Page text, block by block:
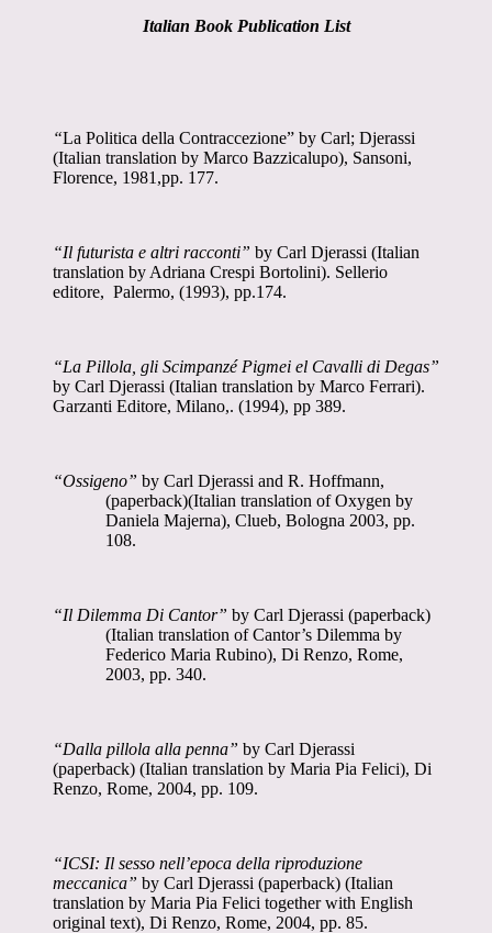
Italian Book Publication List
“La Politica della Contraccezione” by Carl; Djerassi
(Italian translation by Marco Bazzicalupo), Sansoni,
Florence, 1981,pp. 177.
“Il futurista e altri racconti” by Carl Djerassi (Italian
translation by Adriana Crespi Bortolini). Sellerio
editore, Palermo, (1993), pp.174.
“La Pillola, gli Scimpanzé Pigmei el Cavalli di Degas”
by Carl Djerassi (Italian translation by Marco Ferrari).
Garzanti Editore, Milano,. (1994), pp 389.
“Ossigeno” by Carl Djerassi and R. Hoffmann,
(paperback)(Italian translation of Oxygen by
Daniela Majerna), Clueb, Bologna 2003, pp.
108.
“Il Dilemma Di Cantor” by Carl Djerassi (paperback)
(Italian translation of Cantor’s Dilemma by
Federico Maria Rubino), Di Renzo, Rome,
2003, pp. 340.
“Dalla pillola alla penna” by Carl Djerassi
(paperback) (Italian translation by Maria Pia Felici), Di
Renzo, Rome, 2004, pp. 109.
“ICSI: Il sesso nell’epoca della riproduzione
meccanica” by Carl Djerassi (paperback) (Italian
translation by Maria Pia Felici together with English
original text), Di Renzo, Rome, 2004, pp. 85.